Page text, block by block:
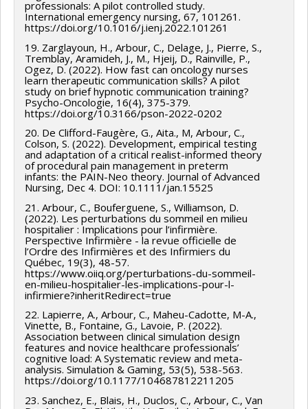
professionals: A pilot controlled study.
International emergency nursing, 67, 101261.
https://doi.org/10.1016/j.ienj.2022.101261
19. Zarglayoun, H., Arbour, C., Delage, J., Pierre, S.,
Tremblay, Aramideh, J., M., Hjeij, D., Rainville, P.,
Ogez, D. (2022). How fast can oncology nurses
learn therapeutic communication skills? A pilot
study on brief hypnotic communication training?
Psycho-Oncologie, 16(4), 375-379.
https://doi.org/10.3166/pson-2022-0202
20. De Clifford-Faugère, G., Aita., M, Arbour, C.,
Colson, S. (2022). Development, empirical testing
and adaptation of a critical realist-informed theory
of procedural pain management in preterm
infants: the PAIN-Neo theory. Journal of Advanced
Nursing, Dec 4. DOI: 10.1111/jan.15525
21. Arbour, C., Bouferguene, S., Williamson, D.
(2022). Les perturbations du sommeil en milieu
hospitalier : Implications pour l’infirmière.
Perspective Infirmière - la revue officielle de
l’Ordre des Infirmières et des Infirmiers du
Québec, 19(3), 48-57.
https://www.oiiq.org/perturbations-du-sommeil-
en-milieu-hospitalier-les-implications-pour-l-
infirmiere?inheritRedirect=true
22. Lapierre, A., Arbour, C., Maheu-Cadotte, M-A.,
Vinette, B., Fontaine, G., Lavoie, P. (2022).
Association between clinical simulation design
features and novice healthcare professionals’
cognitive load: A Systematic review and meta-
analysis. Simulation & Gaming, 53(5), 538-563.
https://doi.org/10.1177/104687812211205
23. Sanchez, E., Blais, H., Duclos, C., Arbour, C., Van